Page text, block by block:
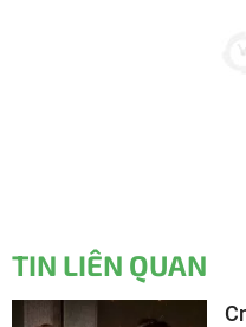
TIN LIÊN QUAN